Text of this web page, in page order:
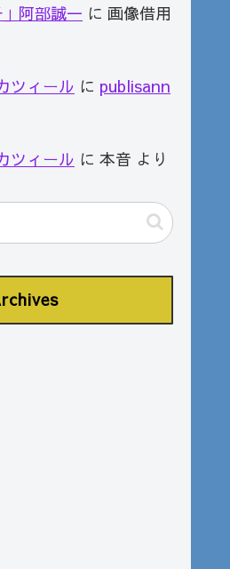
阿部誠一 に 画像借用
ツィール に publisann
ツィール に 本音 より